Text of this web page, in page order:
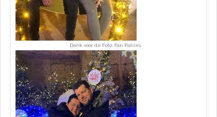
Dank voor de Foto: Fan Patries